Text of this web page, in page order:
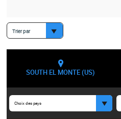
Trier par
SOUTH EL MONTE (US)
Choix des pays